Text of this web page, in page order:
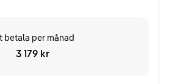
betala per månad
3 179 kr